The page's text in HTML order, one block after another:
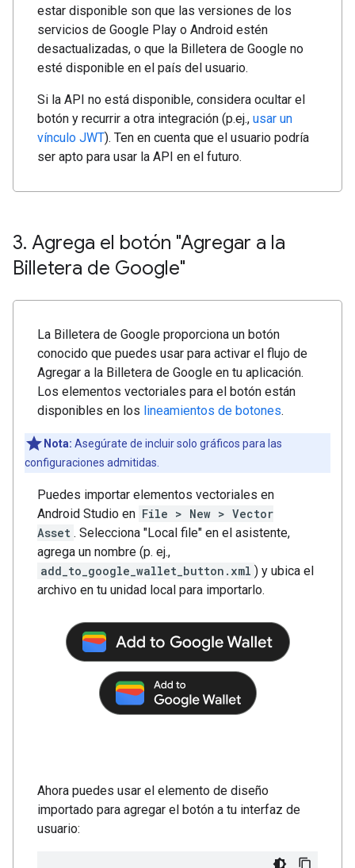
estar disponible son que las versiones de los
servicios de Google Play o Android estén
desactualizadas, o que la Billetera de Google no
esté disponible en el país del usuario.
Si la API no está disponible, considera ocultar el
botón y recurrir a otra integración (p.ej., usar un
vínculo JWT). Ten en cuenta que el usuario podría
ser apto para usar la API en el futuro.
3. Agrega el botón "Agregar a la
Billetera de Google"
La Billetera de Google proporciona un botón
conocido que puedes usar para activar el flujo de
Agregar a la Billetera de Google en tu aplicación.
Los elementos vectoriales para el botón están
disponibles en los lineamientos de botones.
Nota: Asegúrate de incluir solo gráficos para las
configuraciones admitidas.
Puedes importar elementos vectoriales en
Android Studio en File > New > Vector
Asset . Selecciona "Local file" en el asistente,
agrega un nombre (p. ej.,
add_to_google_wallet_button.xml ) y ubica el
archivo en tu unidad local para importarlo.
Ahora puedes usar el elemento de diseño
importado para agregar el botón a tu interfaz de
usuario: